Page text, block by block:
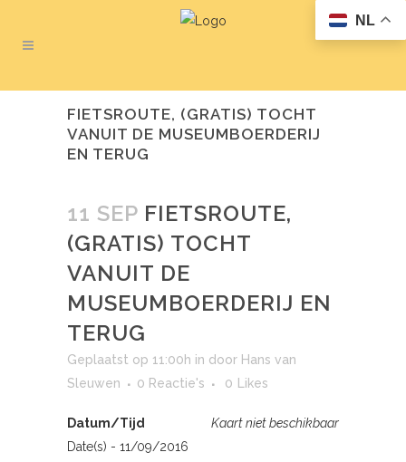
FIETSROUTE, (GRATIS) TOCHT
VANUIT DE MUSEUMBOERDERIJ
EN TERUG
11 SEP FIETSROUTE,
(GRATIS) TOCHT
VANUIT DE
MUSEUMBOERDERIJ EN
TERUG
Geplaatst op 11:00h in door Hans van
Sleuwen
0 Reactie's 0 Likes
Kaart niet beschikbaar
Datum/Tijd
Date(s) - 11/09/2016
NL